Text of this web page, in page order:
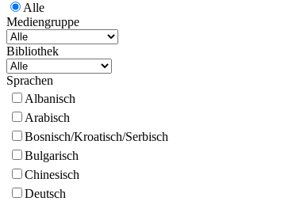
Alle
Mediengruppe
Bibliothek
Sprachen
Albanisch
Arabisch
Bosnisch/Kroatisch/Serbisch
Bulgarisch
Chinesisch
Deutsch